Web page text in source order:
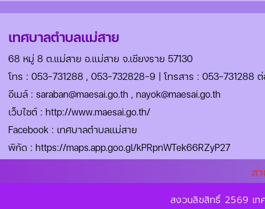
เทศบาลตำบลแม่สาย
68 หมู่ 8 ต.แม่สาย อ.แม่สาย จ.เชียงราย 57130
โทร : 053-731288 , 053-732828-9 | โทรสาร : 053-731288
อีเมล์ : saraban@maesai.go.th , nayok@maesai.go.th
เว็บไซต์ : http://www.maesai.go.th/
Facebook : เทศบาลตำบลแม่สาย
พิกัด : https://maps.app.goo.gl/kPRpnWTek66RZyP27
ส
สงวนลิขสิทธิ์ 2569 เ